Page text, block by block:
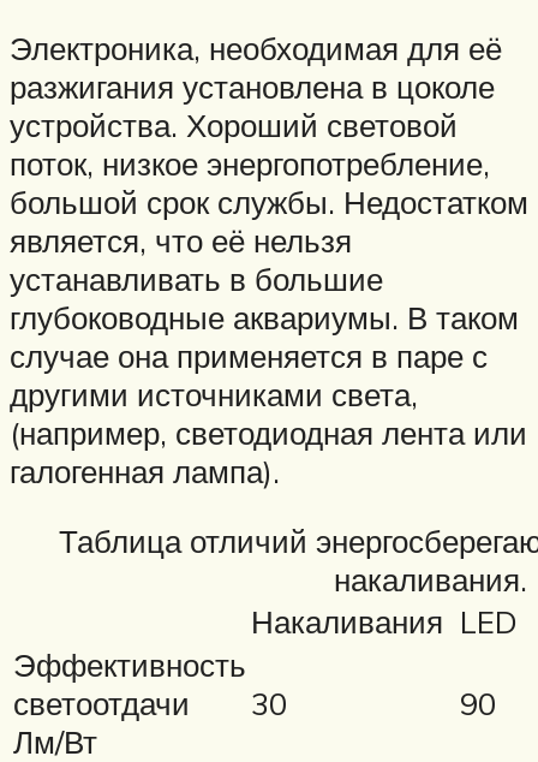
Электроника, необходимая для её
разжигания установлена в цоколе
устройства. Хороший световой
поток, низкое энергопотребление,
большой срок службы. Недостатком
является, что её нельзя
устанавливать в большие
глубоководные аквариумы. В таком
случае она применяется в паре с
другими источниками света,
(например, светодиодная лента или
галогенная лампа).
Таблица отличий
накаливания.
Накаливания LED
Эффективность
светоотдачи
Лм/Вт
30 90